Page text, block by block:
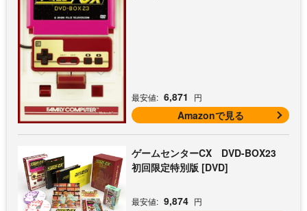
最安値: 6,871 円
Amazonで見る
ゲームセンターCX DVD-BOX23
初回限定特別版 [DVD]
最安値: 9,874 円